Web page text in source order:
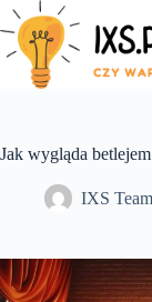
Skip
to
content
Jak wygląda
IXS Team